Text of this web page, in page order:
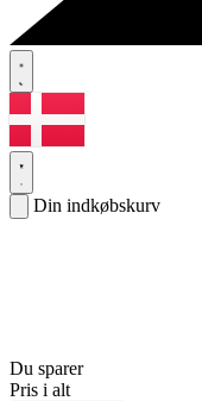
Din indkøbskurv
Du sparer
Pris i alt